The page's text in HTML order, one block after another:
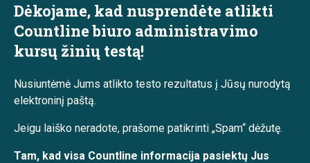
Dėkojame, kad nusprendėte atlikti
Countline biuro administravimo
kursų žinių testą!
Nusiuntėmė Jums atlikto testo rezultatus į Jūsų nurodytą
elektroninį paštą.
Jeigu laiško neradote, prašome patikrinti „Spam“ dėžutę.
Tam, kad visa Countline informacija pasiektų Jus